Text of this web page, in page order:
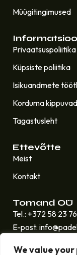
We value
Müügitingimused
Privaatsuspoliitika
Küpsiste poliitika
Isikuandmete
Korduma
Tagastusleht
Ettevõtte
Meist
Kontakt
Tomand OÜ
Tel.: +372 58 23
E-post: